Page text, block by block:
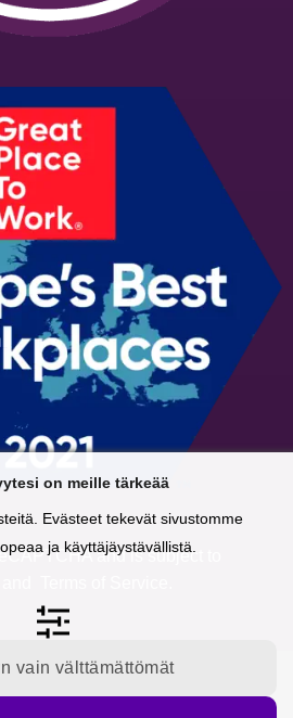
and is subject to
on meille tärkeää
Evästeet tekevät sivustomme
ja käyttäjäystävällistä.
vain välttämättömät